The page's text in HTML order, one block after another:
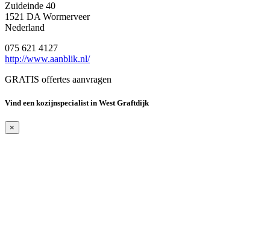
Zuideinde 40
1521 DA Wormerveer
Nederland
075 621 4127
http://www.aanblik.nl/
GRATIS offertes aanvragen
Vind een kozijnspecialist in West Graftdijk
×